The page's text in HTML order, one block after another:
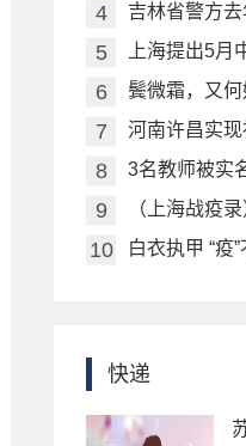
吉林省警方去年共立
上海提出5月
鬓微霜，又何妨——
河南许昌实现
3名教师被实名举报
（上海战疫录）“卡车港湾
白衣执甲 “疫
快递